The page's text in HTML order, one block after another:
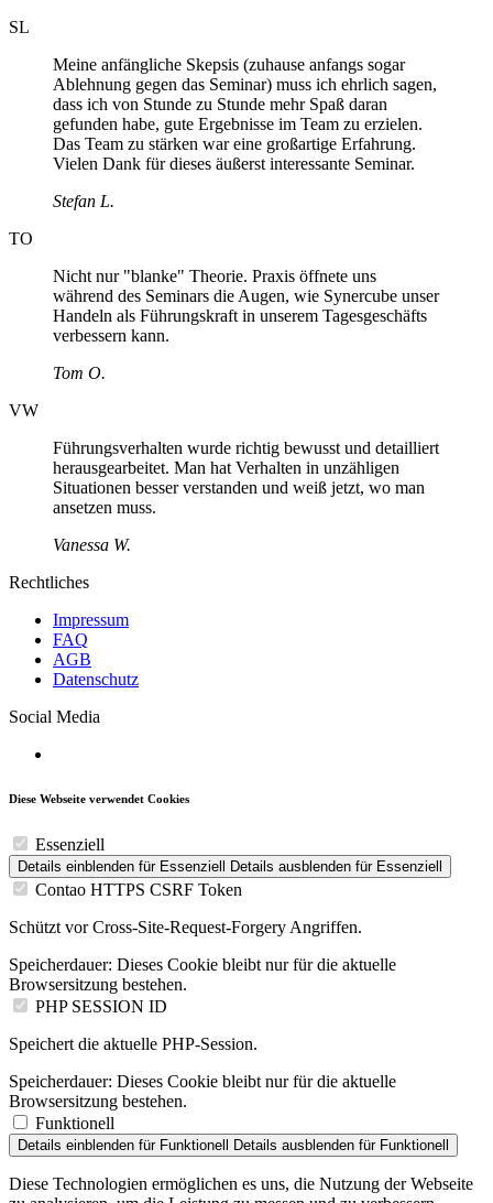
SL
Meine anfängliche Skepsis (zuhause anfangs sogar
Ablehnung gegen das Seminar) muss ich ehrlich sagen,
dass ich von Stunde zu Stunde mehr Spaß daran
gefunden habe, gute Ergebnisse im Team zu erzielen.
Das Team zu stärken war eine großartige Erfahrung.
Vielen Dank für dieses äußerst interessante Seminar.
Stefan L.
TO
Nicht nur "blanke" Theorie. Praxis öffnete uns
während des Seminars die Augen, wie Synercube unser
Handeln als Führungskraft in unserem Tagesgeschäfts
verbessern kann.
Tom O.
VW
Führungsverhalten wurde richtig bewusst und detailliert
herausgearbeitet. Man hat Verhalten in unzähligen
Situationen besser verstanden und weiß jetzt, wo man
ansetzen muss.
Vanessa W.
Rechtliches
Impressum
FAQ
AGB
Datenschutz
Social Media
Diese Webseite verwendet Cookies
Essenziell
Details einblenden für Essenziell Details ausblenden für Essenziell
Contao HTTPS CSRF Token
Schützt vor Cross-Site-Request-Forgery Angriffen.
Speicherdauer: Dieses Cookie bleibt nur für die aktuelle
Browsersitzung bestehen.
PHP SESSION ID
Speichert die aktuelle PHP-Session.
Speicherdauer: Dieses Cookie bleibt nur für die aktuelle
Browsersitzung bestehen.
Funktionell
Details einblenden für Funktionell Details ausblenden für Funktionell
Diese Technologien ermöglichen es uns, die Nutzung der Webseite